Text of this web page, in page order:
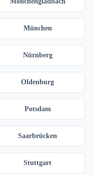
München
Nürnberg
Oldenburg
Potsdam
Saarbrücken
Stuttgart